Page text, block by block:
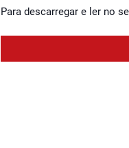
Para descarregar e ler no